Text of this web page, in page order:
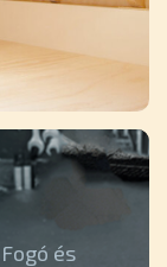
Fogó és